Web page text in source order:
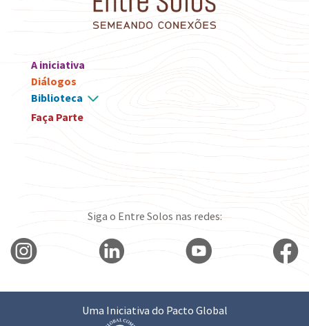
A iniciativa
Diálogos
Biblioteca
Faça Parte
Siga o Entre Solos nas redes:
Uma Iniciativa do Pacto Global